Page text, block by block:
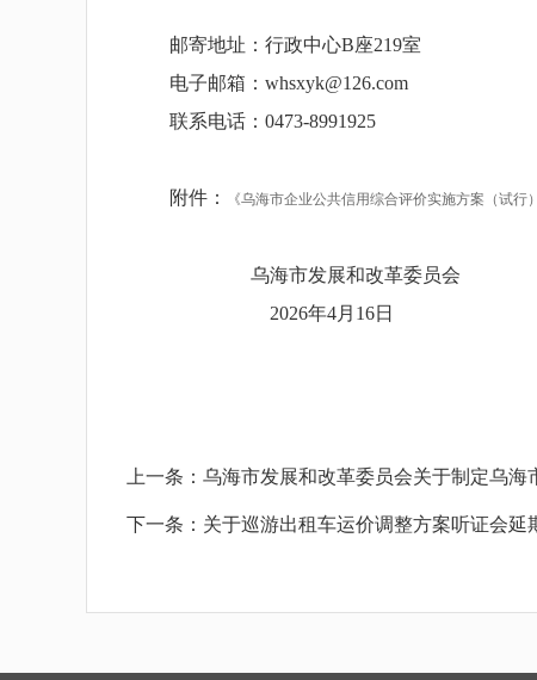
邮寄地址：行政中心B座219室
电子邮箱：whsxyk@126.com
联系电话：0473-8991925
附件： 《乌海市企业公共信用综合评价实施方案（试行
乌海市发展和改革委员会
2026年4月16日
上一条： 乌海市发展和改革委员会关于制定乌
下一条： 关于巡游出租车运价调整方案听证会延